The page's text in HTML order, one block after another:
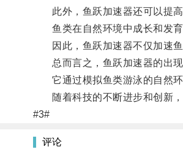
此外，鱼跃加速器还可以提高
鱼类在自然环境中成长和发育
因此，鱼跃加速器不仅加速鱼
总而言之，鱼跃加速器的出现
它通过模拟鱼类游泳的自然环
随着科技的不断进步和创新，
#3#
评论